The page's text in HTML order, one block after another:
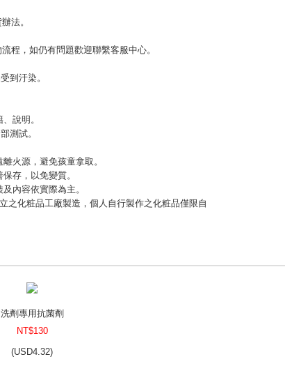
法。
程，如仍有問題歡迎聯繫客服中心。
到汙染。
說明。
測試。
火源，避免孩童拿取。
存，以免變質。
內容依實際為主。
之化粧品工廠製造，個人自行製作之化粧品僅限自
洗劑專用抗菌劑
NT$130
(USD4.32)